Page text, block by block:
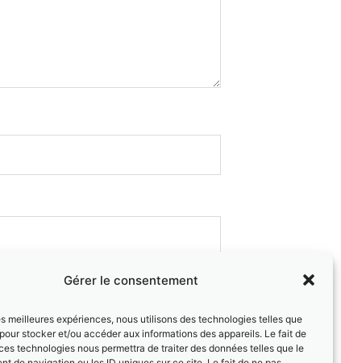
Gérer le consentement
meilleures expériences, nous utilisons des technologies telles que
stocker et/ou accéder aux informations des appareils. Le fait de
technologies nous permettra de traiter des données telles que le